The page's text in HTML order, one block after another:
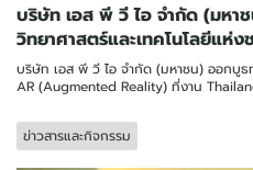
บริษัท เอส พี วี ไอ จำกัด (มหา
วิทยาศาสตร์และเทคโนโลยีแห่ง
บริษัท เอส พี วี ไอ จำกัด (มหาชน) ออกบูธ
AR (Augmented Reality) ที่งาน
ข่าวสารและกิจกรรม